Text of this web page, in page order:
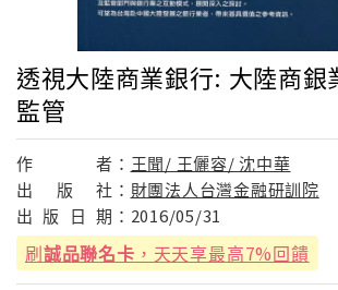
透視大陸商業銀行: 大陸商銀
監管
作 者： 王聞/ 王儷容/ 沈中華
出
版 社： 財團法人台灣金融研訓院
出 版 日 期： 2016/05/31
刷誠品聯名卡 ，天天享最高7%回饋